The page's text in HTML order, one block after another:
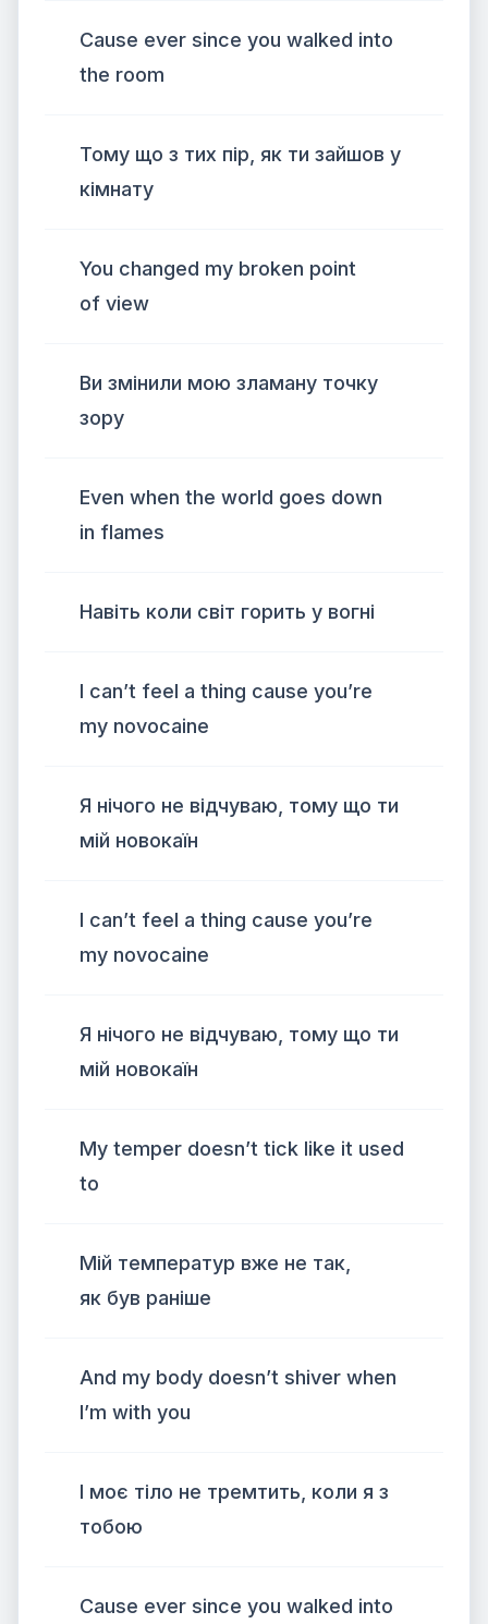
Cause ever since you walked into
the room
Тому що з тих пір, як ти зайшов у
кімнату
You changed my broken point
of view
Ви змінили мою зламану точку
зору
Even when the world goes down
in flames
Навіть коли світ горить у вогні
I can’t feel a thing cause you’re
my novocaine
Я нічого не відчуваю, тому що ти
мій новокаїн
I can’t feel a thing cause you’re
my novocaine
Я нічого не відчуваю, тому що ти
мій новокаїн
My temper doesn’t tick like it used
to
Мій температур вже не так,
як був раніше
And my body doesn’t shiver when
I’m with you
І моє тіло не тремтить, коли я з
тобою
Cause ever since you walked into